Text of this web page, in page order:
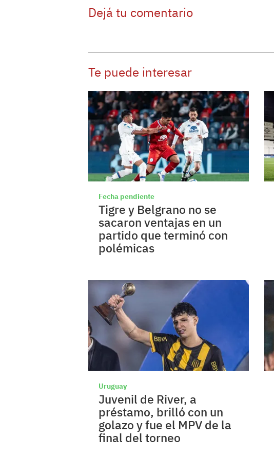
Dejá tu comentario
Te puede interesar
Fecha pendiente
Tigre y Belgrano no se
sacaron ventajas en un
partido que terminó con
polémicas
Uruguay
Juvenil de River, a
préstamo, brilló con un
golazo y fue el MPV de la
final del torneo